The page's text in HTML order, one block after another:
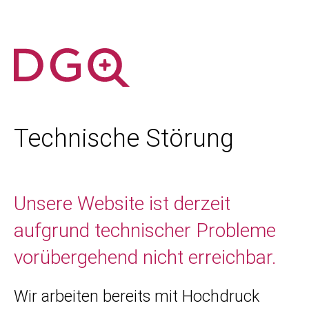
Technische Störung
Unsere Website ist derzeit
aufgrund technischer Probleme
vorübergehend nicht erreichbar.
Wir arbeiten bereits mit Hochdruck